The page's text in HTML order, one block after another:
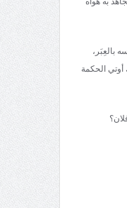
بالعِبَر،
أوتي الحكمة